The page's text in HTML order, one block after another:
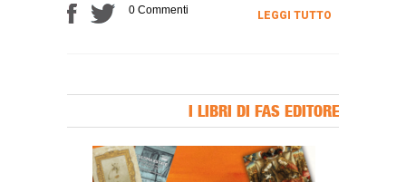
0 Commenti LEGGI TUTTO
I LIBRI DI FAS EDITORE